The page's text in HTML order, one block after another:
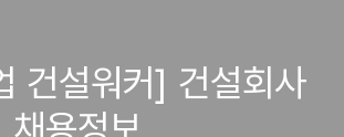
건설워커] 건설회사
채용정보